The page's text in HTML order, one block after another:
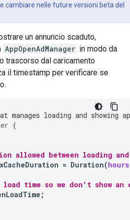
cambiare nelle future versioni beta del
un annuncio scaduto,
AppOpenAdManager in modo da
trascorso dal caricamento
il timestamp per verificare se
loading and showing
{
allowed between loading
= Duration(
time so we don't show an
;